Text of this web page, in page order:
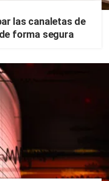
las canaletas de
forma segura